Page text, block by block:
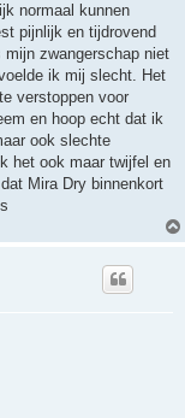
normaal kunnen
pijnlijk en tijdrovend
zwangerschap niet
ik mij slecht. Het
verstoppen voor
en hoop echt dat ik
ook slechte
het ook maar twijfel en
Mira Dry binnenkort